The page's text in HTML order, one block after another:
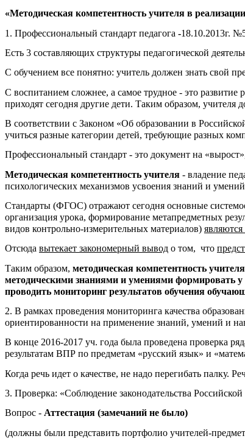
«Методическая компетентность учителя в
1. Профессиональный стандарт педагога -18.10.2013г.
Есть 3 составляющих структуры педагогической
С обучением все понятно: учитель должен знать свой
С воспитанием сложнее, а самое трудное - это
приходят сегодня другие дети. Таким образом,
В соответствии с Законом «Об образовании в
учиться разные категории детей, требующие разных
Профессиональный стандарт - это документ на
Методическая компетентность учителя - владение
психологических механизмов усвоения знаний и
Стандарты (ФГОС) отражают сегодня основные
организация урока, формирование метапредметных
видов контрольно-измерительных материалов)
Отсюда вытекает закономерный вывод о том, что
Таким образом, методическая компетентность
методическими знаниями и умениями формировать
проводить мониторинг результатов обучения
2. В рамках проведения мониторинга качества
ориентированности на применение знаний, умений и
В конце 2016-2017 уч. года была проведена проверка
результатам ВПР по предметам «русский язык» и
Когда речь идет о качестве, не надо перегибать палку.
3. Проверка: «Соблюдение законодательства
Вопрос - Аттестация (замечаний не было)
(должны были представить портфолио учителей-